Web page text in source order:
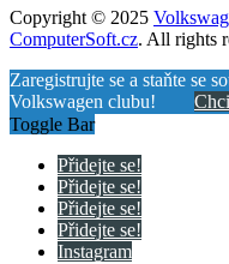
Copyright © 2025
ComputerSoft.cz. All rights
Zaregistrujte se a staňte se
Volkswagen clubu!
Toggle Bar
Přidejte se!
Přidejte se!
Přidejte se!
Přidejte se!
Instagram